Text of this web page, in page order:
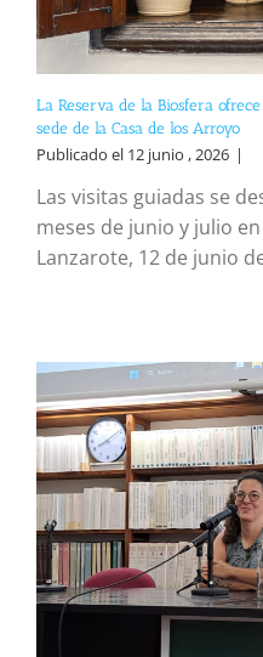
La Reserva de la Biosfera
sede de la Casa de los Arroyo
Publicado el 12 junio , 2026 |
Las visitas guiadas se
meses de junio y julio
Lanzarote, 12 de junio